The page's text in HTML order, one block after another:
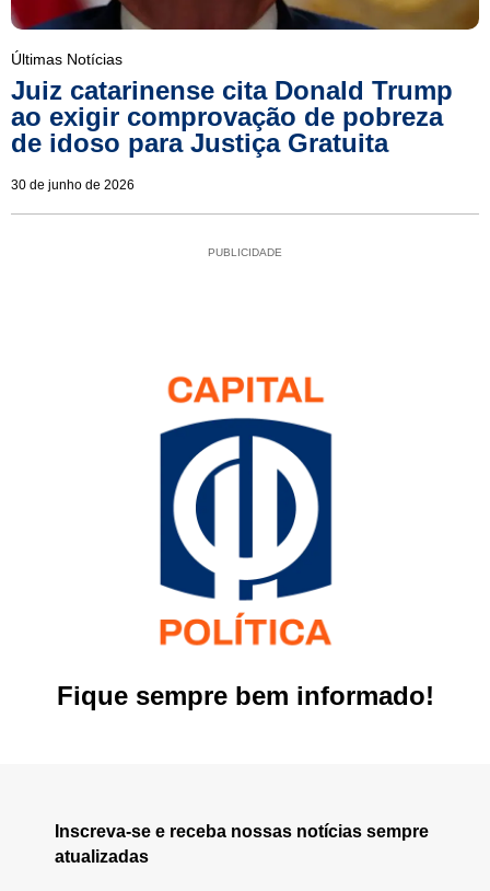
Últimas Notícias
Juiz catarinense cita Donald Trump
ao exigir comprovação de pobreza
de idoso para Justiça Gratuita
30 de junho de 2026
PUBLICIDADE
Fique sempre bem informado!
Inscreva-se e receba nossas notícias sempre
atualizadas